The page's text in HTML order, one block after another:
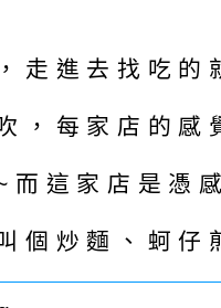
走進去找吃的
，每家店的感
而這家店是憑
個炒麵、蚵